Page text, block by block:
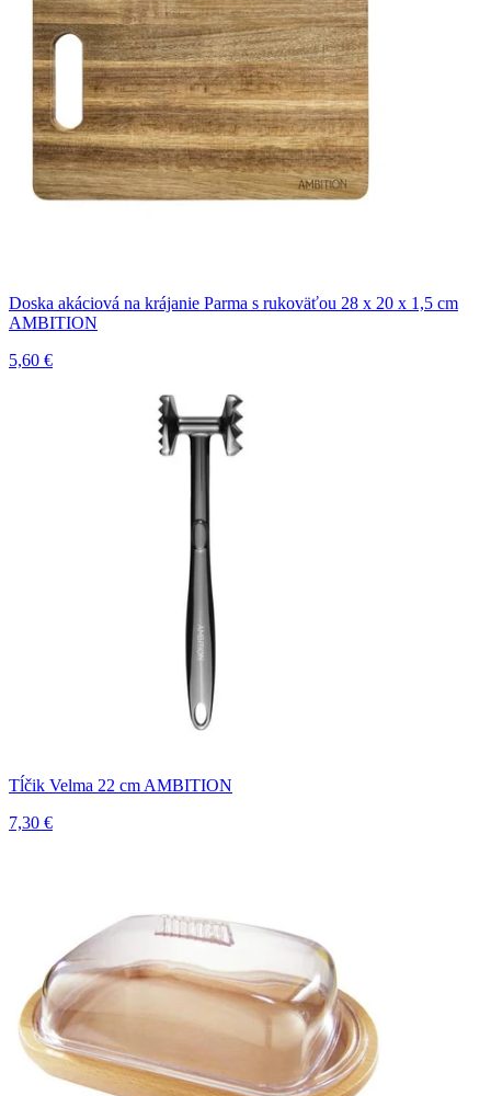
Doska akáciová na krájanie Parma s rukoväťou 28 x 20 x 1,5 cm
AMBITION
5,60 €
Tĺčik Velma 22 cm AMBITION
7,30 €